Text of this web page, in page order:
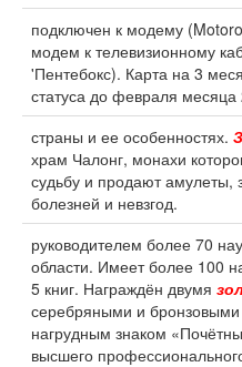
подключен к модему
модем к телевизионному
'Пентебокс). Карта на 3
статуса до февраля месяца
страны и ее особенностях.
храм Чалонг, монахи
судьбу и продают
болезней и невзгод.
руководителем более 70
области. Имеет более 100
5 книг. Награждён двумя
серебряными и
нагрудным знаком
высшего